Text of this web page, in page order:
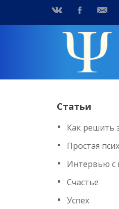
Статьи
Как решить
Простая
Интервью с
Счастье
Успех